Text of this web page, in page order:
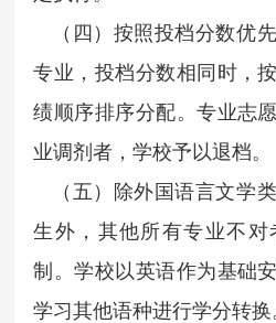
（四）按照投档分数优
专业，投档分数相同时，
绩顺序排序分配。专业志
业调剂者，学校予以退档。
（五）除外国语言文学
生外，其他所有专业不对
制。学校以英语作为基础
学习其他语种进行学分转换